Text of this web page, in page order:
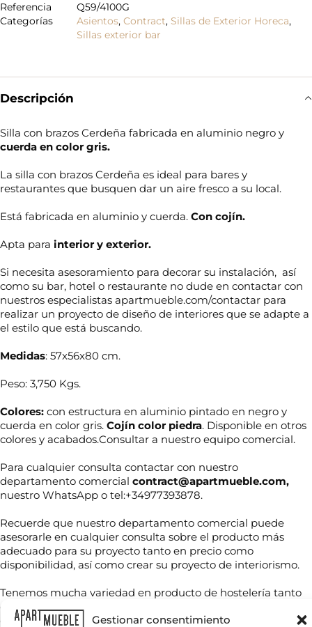
Gestionar consentimiento
Referencia
Q59/4100G
Categorías
Asientos, Contract, Sillas de Exterior Horeca,
Sillas exterior bar
Descripción
Silla con brazos Cerdeña fabricada en aluminio negro y
cuerda en color gris.
La silla con brazos Cerdeña es ideal para bares y
restaurantes que busquen dar un aire fresco a su local.
Está fabricada en aluminio y cuerda. Con cojín.
Apta para interior y exterior.
Si necesita asesoramiento para decorar su instalación, así
como su bar, hotel o restaurante no dude en contactar con
nuestros especialistas apartmueble.com/contactar para
realizar un proyecto de diseño de interiores que se adapte a
el estilo que está buscando.
Medidas: 57x56x80 cm.
Peso: 3,750 Kgs.
Colores: con estructura en aluminio pintado en negro y
cuerda en color gris. Cojín color piedra. Disponible en otros
colores y acabados.Consultar a nuestro equipo comercial.
Para cualquier consulta contactar con nuestro
departamento comercial contract@apartmueble.com,
nuestro WhatsApp o tel:+34977393878.
Recuerde que nuestro departamento comercial puede
asesorarle en cualquier consulta sobre el producto más
adecuado para su proyecto tanto en precio como
disponibilidad, así como crear su proyecto de interiorismo.
Tenemos mucha variedad en producto de hostelería tanto
de importación como nacional, por compra unitaria o de
contenedores.
N
m
b
r
e
*
T
e
é
o
C